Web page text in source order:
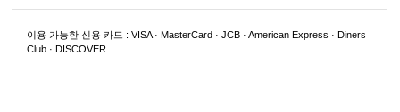
이용 가능한 신용 카드 : VISA · MasterCard · JCB · American Express · Diners
Club · DISCOVER